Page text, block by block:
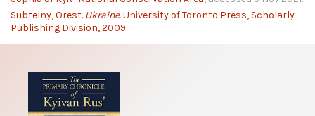
Subtelny, Orest. Ukraine.University of Toronto Press, Scholarly
Publishing Division, 2009.